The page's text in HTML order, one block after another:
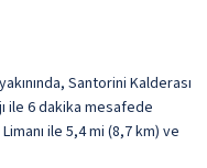
Santorini Kalderası
ile 6 dakika mesafede
ile 5,4 mi (8,7 km) ve